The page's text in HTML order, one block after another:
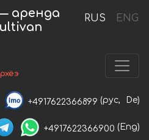
RUS ENG
аренда
+4917622366899 (рус, De)
+4917622366900 (Eng)